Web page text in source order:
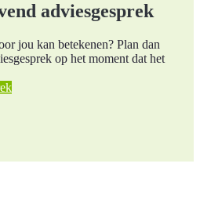
adviesgesprek
jou kan betekenen? Plan dan
op het moment dat het